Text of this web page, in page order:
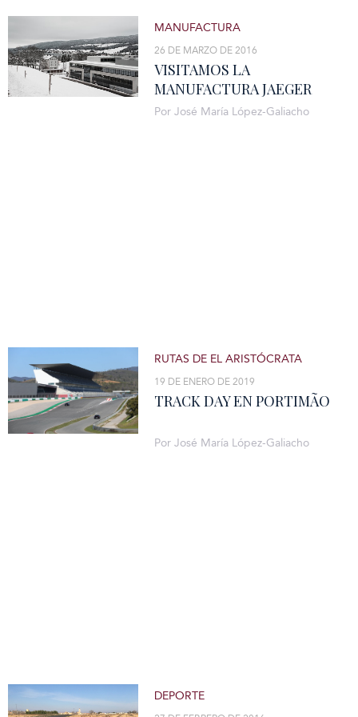
VISITAMOS LA
MANUFACTURA JAEGER
LE-COULTRE
26 DE MARZO DE 2016
MANUFACTURA
Por José María López-Galiacho
TRACK DAY EN PORTIMÃO
19 DE ENERO DE 2019
RUTAS DE EL ARISTÓCRATA
Por José María López-Galiacho
DEPORTE